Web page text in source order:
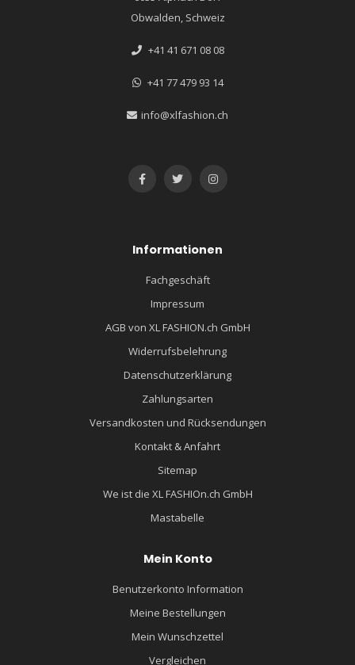
Obwalden, Schweiz
+41 41 671 08 08
+41 77 479 93 14
info@xlfashion.ch
Informationen
Fachgeschäft
Impressum
AGB von XL FASHION.ch GmbH
Widerrufsbelehrung
Datenschutzerklärung
Zahlungsarten
Versandkosten und Rücksendungen
Kontakt & Anfahrt
Sitemap
We ist die XL FASHIOn.ch GmbH
Mastabelle
Mein Konto
Benutzerkonto Information
Meine Bestellungen
Mein Wunschzettel
Vergleichen